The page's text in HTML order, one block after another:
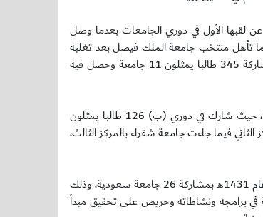
لقبها الأول في دوري الجامعات بعدما وصل
تأهل منتخب جامعة الملك فيصل بعد تغلبه
على منتخب جامعة الجوف بأربعة أهداف نظيفة، وذلك ضمن الدوري الذي أقيمت مبارياته بطريقة الذهاب والإياب بمشاركة 345 طالبا يمثلون 11 جامعة وحصل فيه
يذكر أن الاتحاد الرياضي للجامعات السعودية ينظم دوريين لكرة القدم، حيث تم تقسيم الجامعات إلى فئتين (ب) و(أ)، حيث شارك في دوري (ب) 126 طالبا يمثلون
فيما جاءت جامعة شقراء بالمركز الثالث،
ويعود تاريخ انطلاق دوري الاتحاد الرياضي للجامعات السعودية إلى أكثر من عشر سنوات حيث انطلق موسمه الأول في عام 1431هـ بمشاركة 26 جامعة سعودية، وذلك
في برامجه ونشاطاته وحريص على تحقيق مبدأ